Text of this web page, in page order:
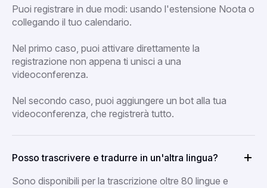
Puoi registrare in due modi: usando l'estensione Noota o
collegando il tuo calendario.
Nel primo caso, puoi attivare direttamente la
registrazione non appena ti unisci a una
videoconferenza.
Nel secondo caso, puoi aggiungere un bot alla tua
videoconferenza, che registrerà tutto.
Posso trascrivere e tradurre in un'altra lingua?
Sono disponibili per la trascrizione oltre 80 lingue e